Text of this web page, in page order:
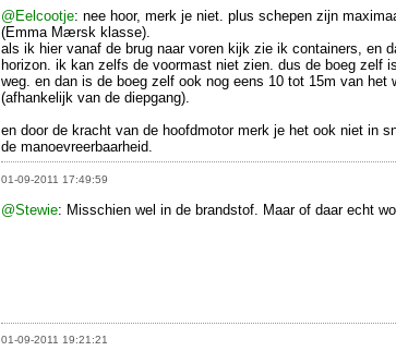
@Eelcootje: nee hoor, merk je niet. plus schepen zijn
(Emma Mærsk klasse).
als ik hier vanaf de brug naar voren kijk zie ik containers, en
horizon. ik kan zelfs de voormast niet zien. dus de boeg zelf
weg. en dan is de boeg zelf ook nog eens 10 tot 15m van het
(afhankelijk van de diepgang).
en door de kracht van de hoofdmotor merk je het ook niet in
de manoevreerbaarheid.
01-09-2011 17:49:59
@Stewie: Misschien wel in de brandstof. Maar of daar echt
01-09-2011 19:21:21